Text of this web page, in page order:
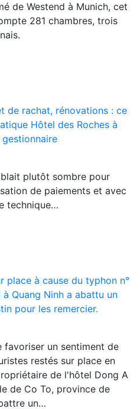
de Westend à Munich, cet
281 chambres, trois
de rachat, rénovations : ce
Hôtel des Roches à
plutôt sombre pour
de paiements et avec
technique…
place à cause du typhon n°
Quang Ninh a abattu un
pour les remercier.
un sentiment de
restés sur place en
de l'hôtel Dong A
de Co To, province de
un…